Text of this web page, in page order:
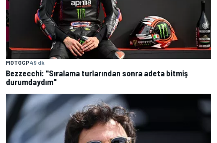
MOTOGP49 dk
Bezzecchi: "Sıralama turlarından sonra adeta bitmiş
durumdaydım"